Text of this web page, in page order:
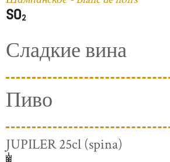
Сладкие вина
Пиво
JUPILER 25cl (spina)